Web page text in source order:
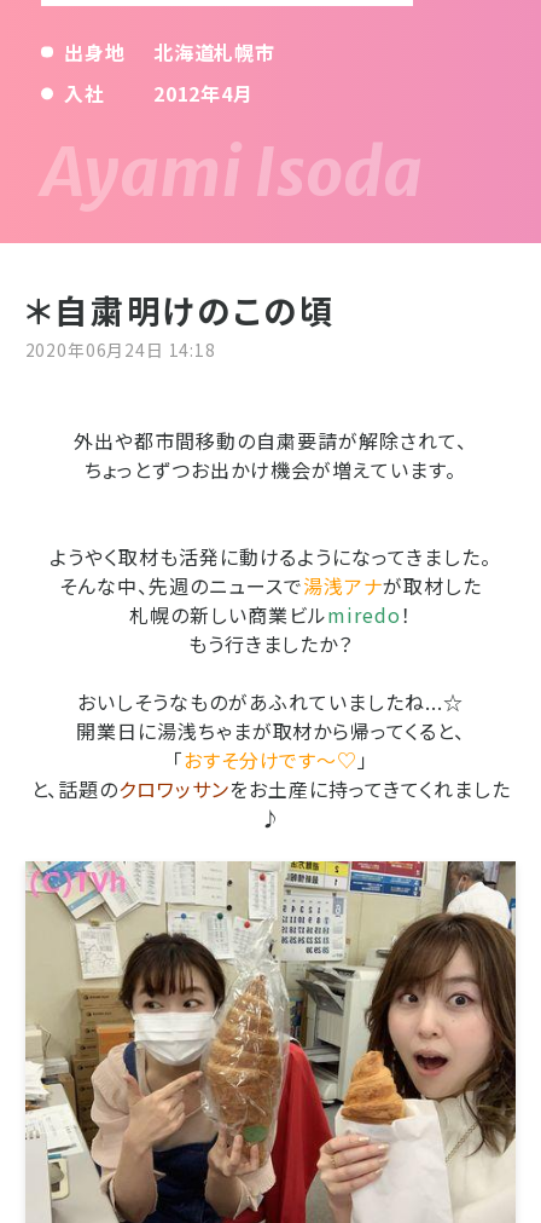
出身地
北海道札幌市
入社
2012年4月
＊自粛明けのこの頃
2020年06月24日 14:18
外出や都市間移動の自粛要請が解除されて、
ちょっとずつお出かけ機会が増えています。
ようやく取材も活発に動けるようになってきました。
そんな中、先週のニュースで湯浅アナが取材した
札幌の新しい商業ビルmiredo！
もう行きましたか？
おいしそうなものがあふれていましたね...☆
開業日に湯浅ちゃまが取材から帰ってくると、
「おすそ分けです～♡ 」
と、話題のクロワッサンをお土産に持ってきてくれました
♪